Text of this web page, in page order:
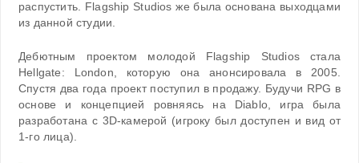
распустить. Flagship Studios же была основана выходцами
из данной студии.
Дебютным проектом молодой Flagship Studios стала
Hellgate: London, которую она анонсировала в 2005.
Спустя два года проект поступил в продажу. Будучи RPG в
основе и концепцией ровняясь на Diablo, игра была
разработана с 3D-камерой (игроку был доступен и вид от
1-го лица).